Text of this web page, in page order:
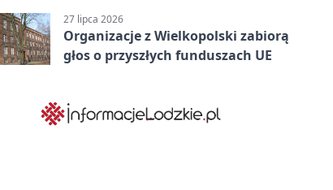
27 lipca 2026
Organizacje z Wielkopolski zabiorą
głos o przyszłych funduszach UE